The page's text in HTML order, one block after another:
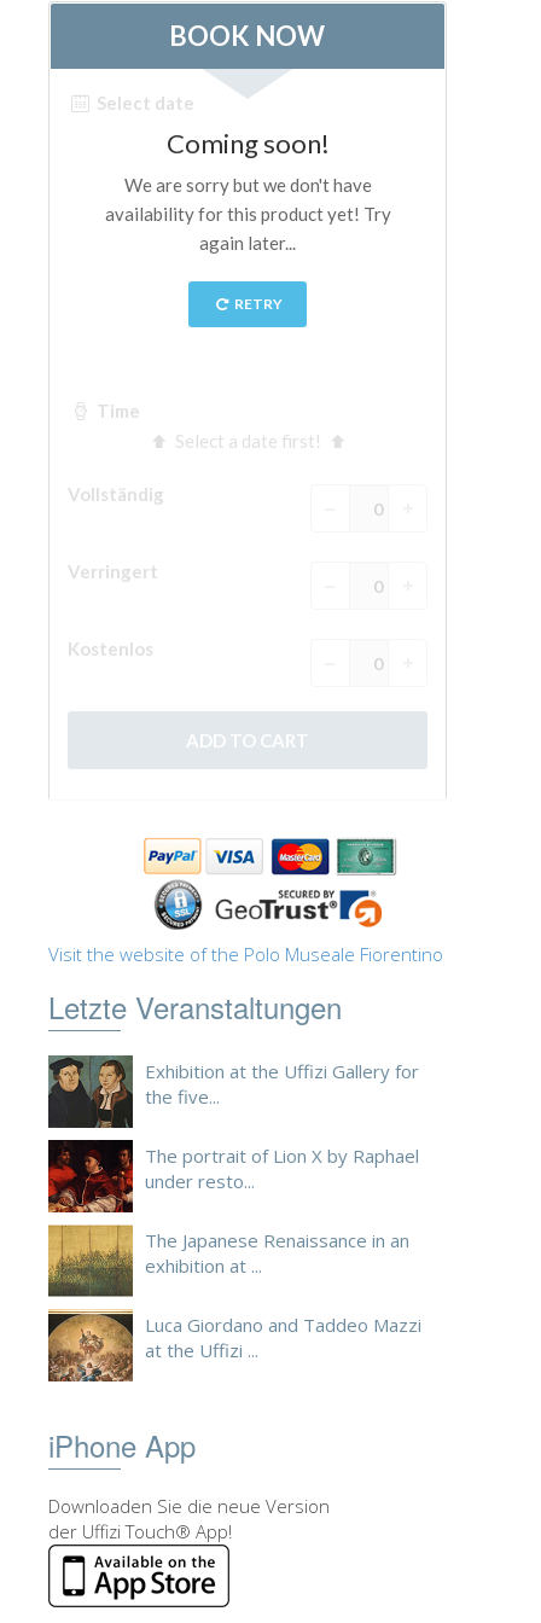
Die Künstler
Neuen Säle
Andere Museen
Bargello Museum
Galleria Accademia
Palatina Galerie
Medici Kapelle
San Marco Museum
Jetzt buchen
Only Tickets Fast Track Entrance
DE
ENGLISH
DEUTSCH
FRANÇAIS
ESPAÑOL
Visit the website of the Polo Museale Fiorentino
Letzte Veranstaltungen
Exhibition at the Uffizi Gallery for
the five...
The portrait of Lion X by Raphael
under resto...
The Japanese Renaissance in an
exhibition at ...
Luca Giordano and Taddeo Mazzi
at the Uffizi ...
iPhone App
Downloaden Sie die neue Version
der Uffizi Touch® App!